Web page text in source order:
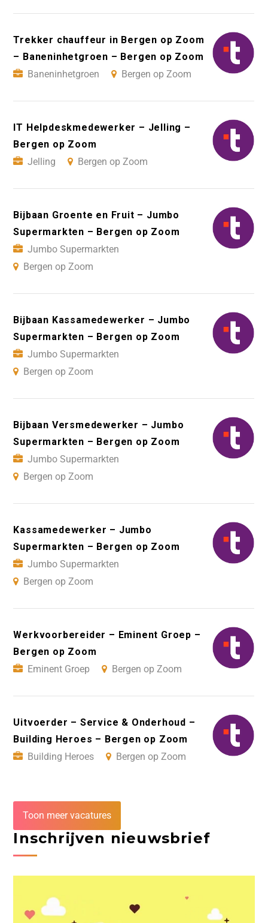
Trekker chauffeur in Bergen op Zoom
– Baneninhetgroen – Bergen op Zoom
Baneninhetgroen
Bergen op Zoom
IT Helpdeskmedewerker – Jelling –
Bergen op Zoom
Jelling
Bergen op Zoom
Bijbaan Groente en Fruit – Jumbo
Supermarkten – Bergen op Zoom
Jumbo Supermarkten
Bergen op Zoom
Bijbaan Kassamedewerker – Jumbo
Supermarkten – Bergen op Zoom
Jumbo Supermarkten
Bergen op Zoom
Bijbaan Versmedewerker – Jumbo
Supermarkten – Bergen op Zoom
Jumbo Supermarkten
Bergen op Zoom
Kassamedewerker – Jumbo
Supermarkten – Bergen op Zoom
Jumbo Supermarkten
Bergen op Zoom
Werkvoorbereider – Eminent Groep –
Bergen op Zoom
Eminent Groep
Bergen op Zoom
Uitvoerder – Service & Onderhoud –
Building Heroes – Bergen op Zoom
Building Heroes
Bergen op Zoom
Toon meer vacatures
Inschrijven nieuwsbrief